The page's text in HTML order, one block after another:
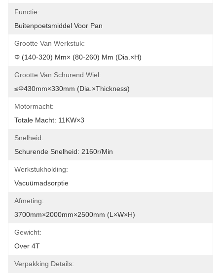
Functie:
Buitenpoetsmiddel Voor Pan
Grootte Van Werkstuk:
Φ (140-320) Mm× (80-260) Mm (Dia.×H)
Grootte Van Schurend Wiel:
≤φ430mm×330mm (Dia.×Thickness)
Motormacht:
Totale Macht: 11KW×3
Snelheid:
Schurende Snelheid: 2160r/min
Werkstukholding:
Vacuümadsorptie
Afmeting:
3700mm×2000mm×2500mm (L×W×H)
Gewicht:
Over 4T
Verpakking Details: